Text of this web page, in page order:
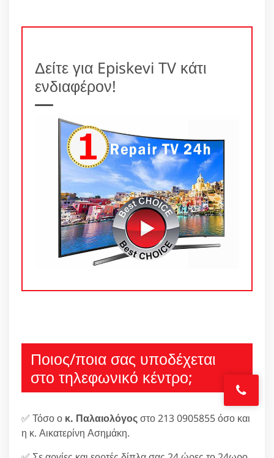
Δείτε για Episkevi TV κάτι
ενδιαφέρον!
Ποιος/ποια σας υποδέχεται
στο τηλεφωνικό κέντρο;
✅ Τόσο ο κ. Παλαιολόγοςστο 213 0905855 όσο και
η κ. Αικατερίνη Ασημάκη.